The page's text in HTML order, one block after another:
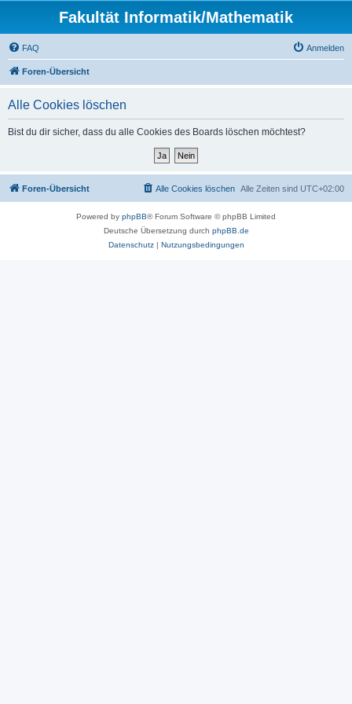
Fakultät Informatik/Mathematik
FAQ Anmelden
Foren-Übersicht
Alle Cookies löschen
Bist du dir sicher, dass du alle Cookies des Boards löschen möchtest?
Foren-Übersicht Alle Zeiten sind UTC+02:00
Alle Cookies löschen
Powered by phpBB® Forum Software © phpBB Limited
Deutsche Übersetzung durch phpBB.de
Datenschutz| Nutzungsbedingungen